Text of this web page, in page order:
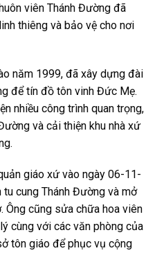
viên Thánh Đường đã
thiêng và bảo vệ cho nơi
năm 1999, đã xây dựng đài
để tín đồ tôn vinh Đức Mẹ.
nhiều công trình quan trọng,
và cải thiện khu nhà xứ
giáo xứ vào ngày 06-11-
cung Thánh Đường và mở
Ông cũng sửa chữa hoa viên
cùng với các văn phòng của
tôn giáo để phục vụ cộng